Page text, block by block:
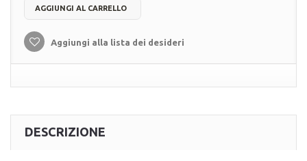
AGGIUNGI AL CARRELLO
Aggiungi alla lista dei desideri
DESCRIZIONE